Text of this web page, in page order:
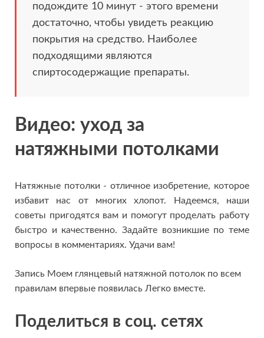
подождите 10 минут - этого времени
достаточно, чтобы увидеть реакцию
покрытия на средство. Наиболее
подходящими являются
спиртосодержащие препараты.
Видео: уход за
натяжными потолками
Натяжные потолки - отличное изобретение, которое
избавит нас от многих хлопот. Надеемся, наши
советы пригодятся вам и помогут проделать работу
быстро и качественно. Задайте возникшие по теме
вопросы в комментариях. Удачи вам!
Запись Моем глянцевый натяжной потолок по всем
правилам впервые появилась Легко вместе.
Поделиться в соц. сетях